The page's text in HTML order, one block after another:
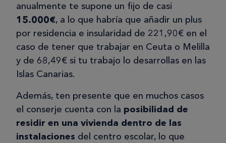
anualmente te supone un fijo de casi
15.000€, a lo que habría que añadir un plus
por residencia e insularidad de 221,90€ en el
caso de tener que trabajar en Ceuta o Melilla
y de 68,49€ si tu trabajo lo desarrollas en las
Islas Canarias.
Además, ten presente que en muchos casos
el conserje cuenta con la posibilidad de
residir en una vivienda dentro de las
instalaciones del centro escolar, lo que